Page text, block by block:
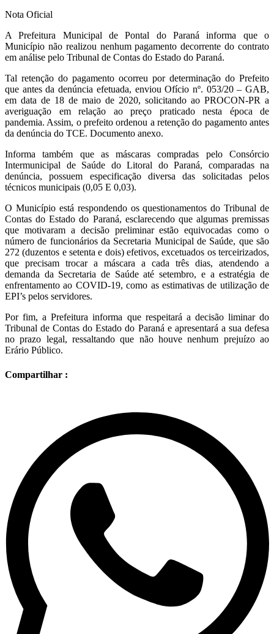
Nota Oficial
A Prefeitura Municipal de Pontal do Paraná informa que o
Município não realizou nenhum pagamento decorrente do contrato
em análise pelo Tribunal de Contas do Estado do Paraná.
Tal retenção do pagamento ocorreu por determinação do Prefeito
que antes da denúncia efetuada, enviou Ofício nº. 053/20 – GAB,
em data de 18 de maio de 2020, solicitando ao PROCON-PR a
averiguação em relação ao preço praticado nesta época de
pandemia. Assim, o prefeito ordenou a retenção do pagamento antes
da denúncia do TCE. Documento anexo.
Informa também que as máscaras compradas pelo Consórcio
Intermunicipal de Saúde do Litoral do Paraná, comparadas na
denúncia, possuem especificação diversa das solicitadas pelos
técnicos municipais (0,05 E 0,03).
O Município está respondendo os questionamentos do Tribunal de
Contas do Estado do Paraná, esclarecendo que algumas premissas
que motivaram a decisão preliminar estão equivocadas como o
número de funcionários da Secretaria Municipal de Saúde, que são
272 (duzentos e setenta e dois) efetivos, excetuados os terceirizados,
que precisam trocar a máscara a cada três dias, atendendo a
demanda da Secretaria de Saúde até setembro, e a estratégia de
enfrentamento ao COVID-19, como as estimativas de utilização de
EPI’s pelos servidores.
Por fim, a Prefeitura informa que respeitará a decisão liminar do
Tribunal de Contas do Estado do Paraná e apresentará a sua defesa
no prazo legal, ressaltando que não houve nenhum prejuízo ao
Erário Público.
Compartilhar :